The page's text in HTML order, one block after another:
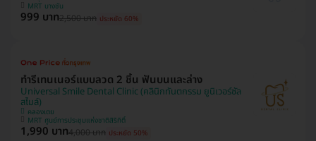
MRT บางชัน
999 บาท2,500 บาท ประหยัด 60%
ทำรีเทนเนอร์แบบลวด 2 ชิ้น ฟันบนและล่าง
Universal Smile Dental Clinic (คลินิกทันตกรรม ยูนิเวอร์ซัล
สไมล์)
คลองเตย
MRT ศูนย์การประชุมแห่งชาติสิริกิติ์
1,990 บาท4,000 บาท ประหยัด 50%